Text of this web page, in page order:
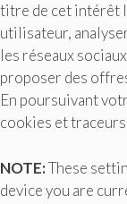
titre de cet intérêt
utilisateur,
les réseaux
proposer des
En poursuivant
cookies et
NOTE:These
device you are